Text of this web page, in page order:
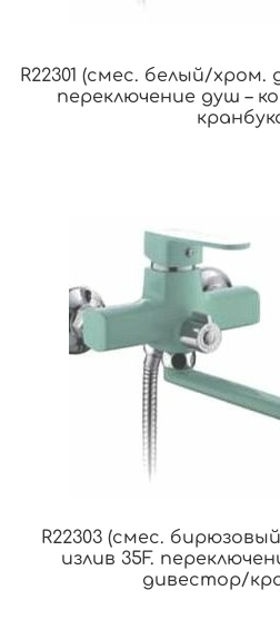
R22301 (смес. белый/хром.
переключение душ –
R22303 (смес.
излив 35F.
дивестор/